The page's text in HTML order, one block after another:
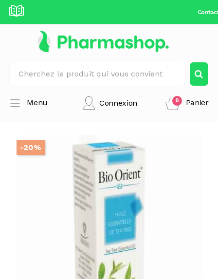
Connexion Panier
0
Menu
-20%